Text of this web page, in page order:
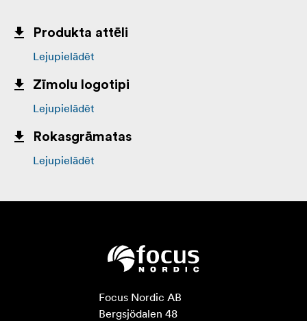
Produkta attēli
Lejupielādēt
Zīmolu logotipi
Lejupielādēt
Rokasgrāmatas
Lejupielādēt
Focus Nordic AB
Bergsjödalen 48